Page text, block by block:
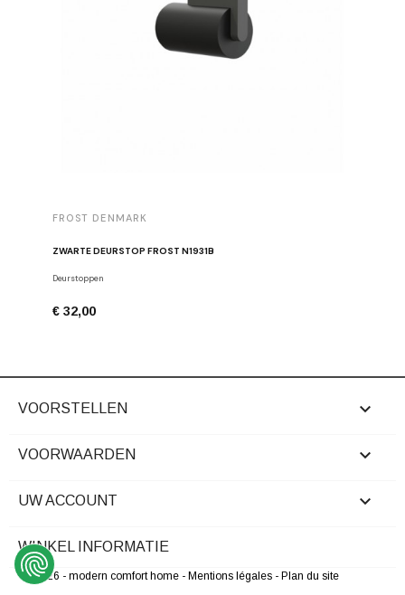
FROST DENMARK
ZWARTE DEURSTOP FROST N1931B
Deurstoppen
€ 32,00
VOORSTELLEN 
VOORWAARDEN 
UW ACCOUNT 
WINKEL INFORMATIE
© 2026 - modern comfort home - Mentions légales - Plan du site